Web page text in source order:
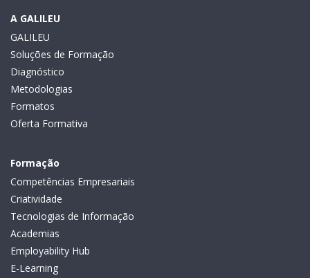
A GALILEU
GALILEU
Soluções de Formação
Diagnóstico
Metodologias
Formatos
Oferta Formativa
Formação
Competências Empresariais
Criatividade
Tecnologias de Informação
Academias
Employability Hub
E-Learning